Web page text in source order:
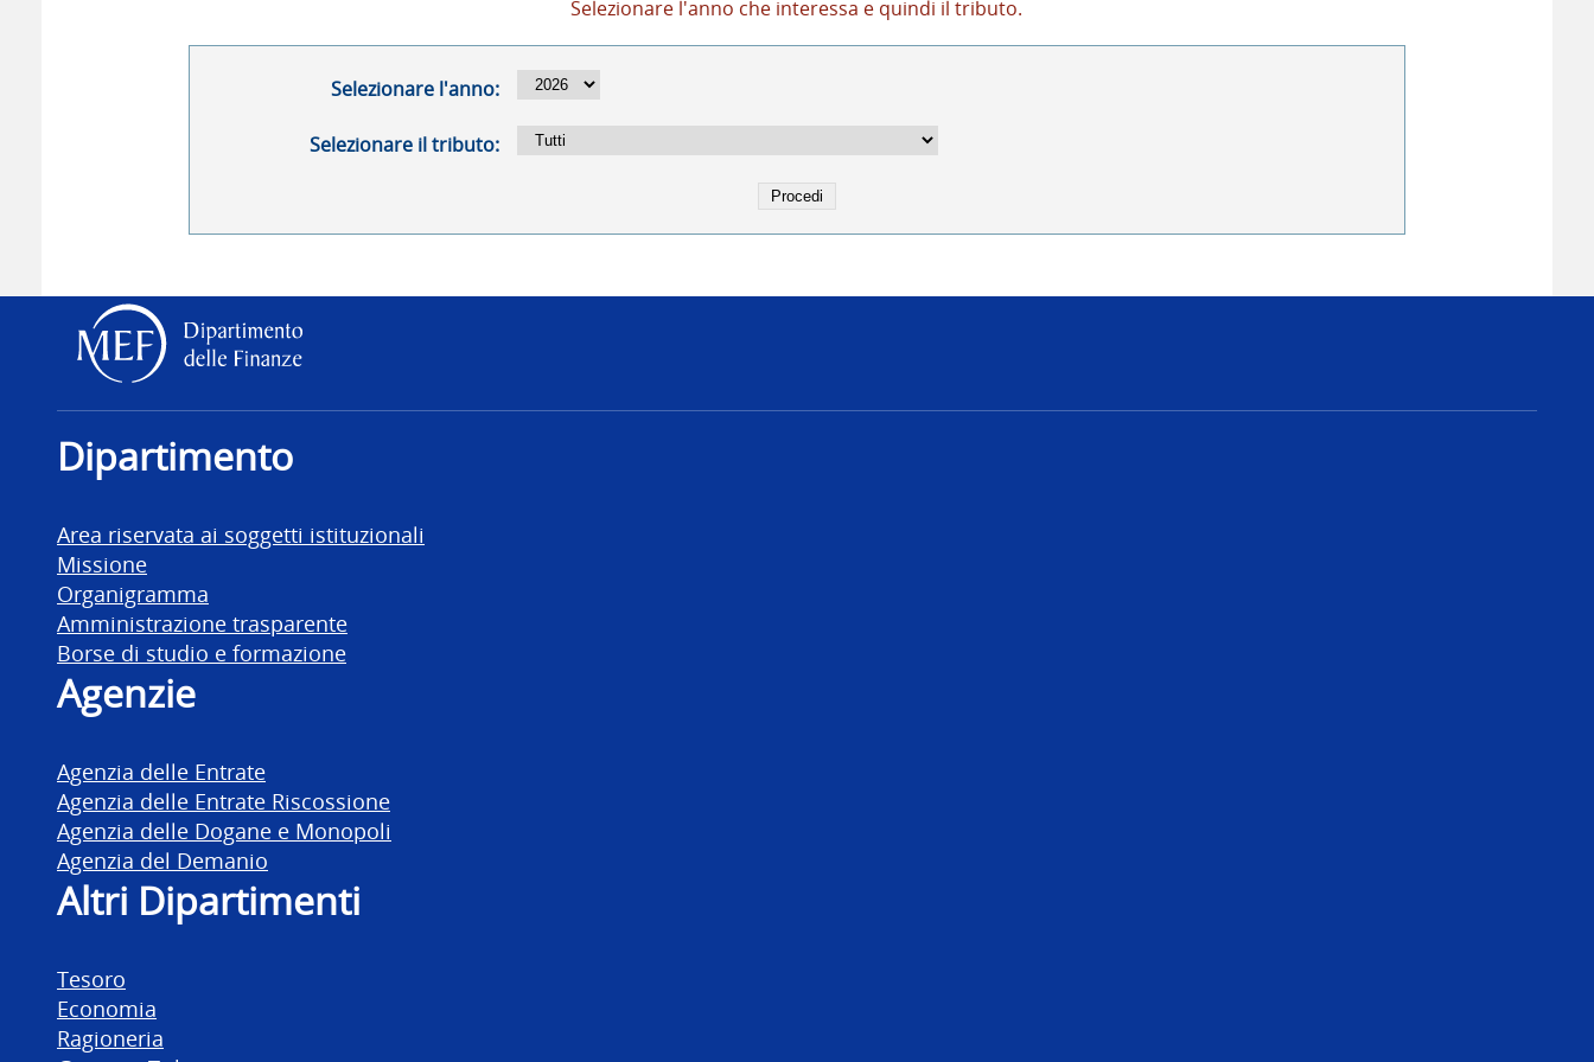
Selezionare l'anno che interessa e quindi il tributo.
Selezionare l'anno:
Selezionare il tributo:
Dipartimento delle Finanze
Dipartimento
Area riservata ai soggetti istituzionali
Missione
Organigramma
Amministrazione trasparente
Borse di studio e formazione
Agenzie
Agenzia delle Entrate
Agenzia delle Entrate Riscossione
Agenzia delle Dogane e Monopoli
Agenzia del Demanio
Altri Dipartimenti
Tesoro
Economia
Ragioneria